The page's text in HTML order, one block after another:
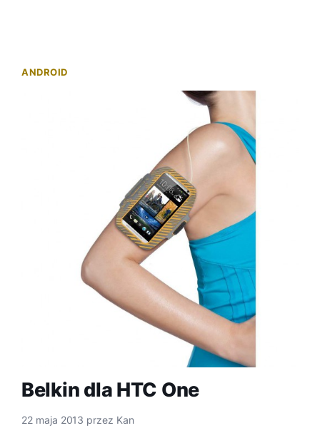
ANDROID
Belkin dla HTC One
22 maja 2013 przez Kan